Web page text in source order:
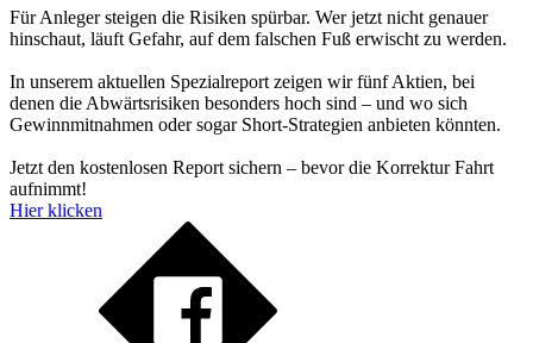
Für Anleger steigen die Risiken spürbar. Wer jetzt nicht genauer
hinschaut, läuft Gefahr, auf dem falschen Fuß erwischt zu werden.
In unserem aktuellen Spezialreport zeigen wir fünf Aktien, bei
denen die Abwärtsrisiken besonders hoch sind – und wo sich
Gewinnmitnahmen oder sogar Short-Strategien anbieten könnten.
Jetzt den kostenlosen Report sichern – bevor die Korrektur Fahrt
aufnimmt!
Hier klicken